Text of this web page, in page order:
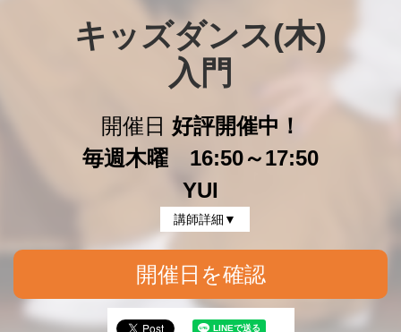
キッズダンス(木)
入門
開催日 好評開催中！
毎週木曜 16:50～17:50
YUI
講師詳細▼
開催日を確認